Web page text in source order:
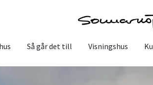
Så går det till Visningshus